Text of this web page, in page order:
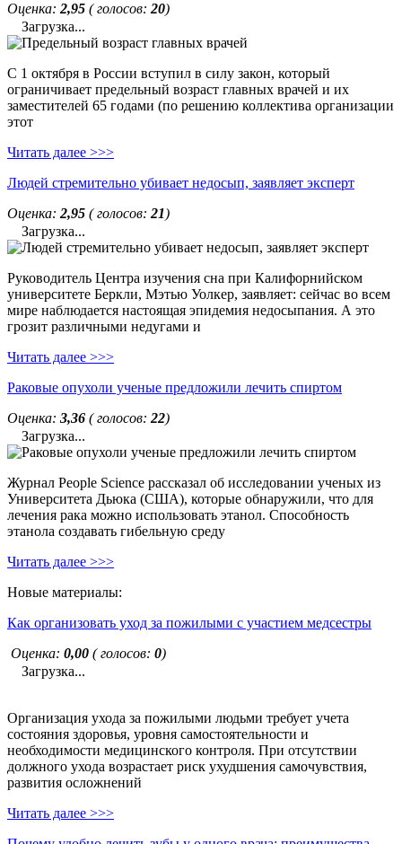
Оценка: 2,95 ( голосов: 20)
Загрузка...
С 1 октября в России вступил в силу закон, который
ограничивает предельный возраст главных врачей и их
заместителей 65 годами (по решению коллектива организации
этот
Читать далее >>>
Людей стремительно убивает недосып, заявляет эксперт
Оценка: 2,95 ( голосов: 21)
Загрузка...
Руководитель Центра изучения сна при Калифорнийском
университете Беркли, Мэтью Уолкер, заявляет: сейчас во всем
мире наблюдается настоящая эпидемия недосыпания. А это
грозит различными недугами и
Читать далее >>>
Раковые опухоли ученые предложили лечить спиртом
Оценка: 3,36 ( голосов: 22)
Загрузка...
Журнал People Science рассказал об исследовании ученых из
Университета Дьюка (США), которые обнаружили, что для
лечения рака можно использовать этанол. Способность
этанола создавать гибельную среду
Читать далее >>>
Новые материалы:
Как организовать уход за пожилыми с участием медсестры
Оценка: 0,00 ( голосов: 0)
Загрузка...
Организация ухода за пожилыми людьми требует учета
состояния здоровья, уровня самостоятельности и
необходимости медицинского контроля. При отсутствии
должного ухода возрастает риск ухудшения самочувствия,
развития осложнений
Читать далее >>>